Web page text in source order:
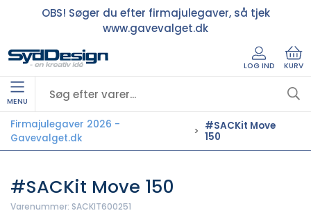
OBS! Søger du efter firmajulegaver, så tjek
www.gavevalget.dk
LOG IND KURV
MENU
Firmajulegaver 2026 -
Gavevalget.dk
#SACKit Move
150
#SACKit Move 150
Varenummer: SACKIT600251